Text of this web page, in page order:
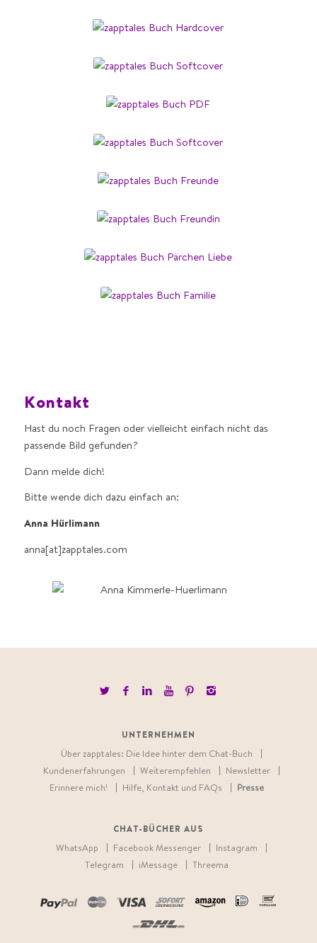
Kontakt
Hast du noch Fragen oder vielleicht einfach nicht das
passende Bild gefunden?
Dann melde dich!
Bitte wende dich dazu einfach an:
Anna Hürlimann
anna[at]zapptales.com
UNTERNEHMEN
Über zapptales: Die Idee hinter dem Chat-Buch
Kundenerfahrungen
Weiterempfehlen
Newsletter
Erinnere mich!
Hilfe, Kontakt und FAQs Presse
CHAT-BÜCHER AUS
WhatsApp Facebook Messenger
Instagram
Telegram
iMessage Threema